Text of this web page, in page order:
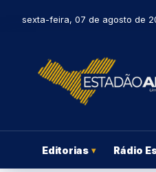
sexta-feira, 07 de agosto de
Editorias ▾ Rádio